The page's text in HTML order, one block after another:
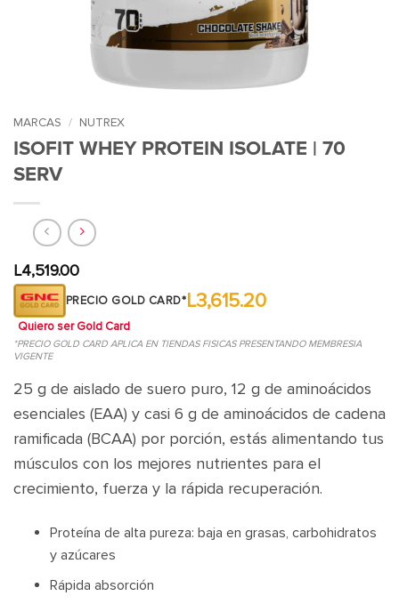
MARCAS / NUTREX
ISOFIT WHEY PROTEIN ISOLATE | 70
SERV
L4,519.00
PRECIO GOLD CARD*L3,615.20
Quiero ser Gold Card
*PRECIO GOLD CARD APLICA EN TIENDAS FISICAS PRESENTANDO MEMBRESIA
VIGENTE
25 g de aislado de suero puro, 12 g de aminoácidos
esenciales (EAA) y casi 6 g de aminoácidos de cadena
ramificada (BCAA) por porción, estás alimentando tus
músculos con los mejores nutrientes para el
crecimiento, fuerza y la rápida recuperación.
Proteína de alta pureza: baja en grasas, carbohidratos
y azúcares
Rápida absorción